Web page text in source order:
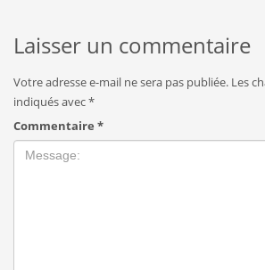
Laisser un commentaire
Votre adresse e-mail ne sera pas publiée. Les
indiqués avec*
Commentaire *